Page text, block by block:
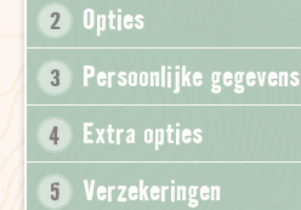
2 Opties
3 Persoonlijke gegevens
4 Extra opties
5 Verzekeringen